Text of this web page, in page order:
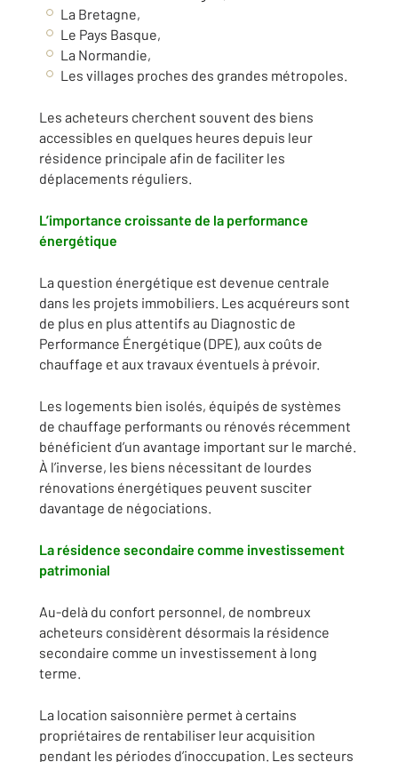
La Bretagne,
Le Pays Basque,
La Normandie,
Les villages proches des grandes métropoles.
Les acheteurs cherchent souvent des biens
accessibles en quelques heures depuis leur
résidence principale afin de faciliter les
déplacements réguliers.
L’importance croissante de la performance
énergétique
La question énergétique est devenue centrale
dans les projets immobiliers. Les acquéreurs sont
de plus en plus attentifs au Diagnostic de
Performance Énergétique (DPE), aux coûts de
chauffage et aux travaux éventuels à prévoir.
Les logements bien isolés, équipés de systèmes
de chauffage performants ou rénovés récemment
bénéficient d’un avantage important sur le marché.
À l’inverse, les biens nécessitant de lourdes
rénovations énergétiques peuvent susciter
davantage de négociations.
La résidence secondaire comme investissement
patrimonial
Au-delà du confort personnel, de nombreux
acheteurs considèrent désormais la résidence
secondaire comme un investissement à long
terme.
La location saisonnière permet à certains
propriétaires de rentabiliser leur acquisition
pendant les périodes d’inoccupation. Les secteurs